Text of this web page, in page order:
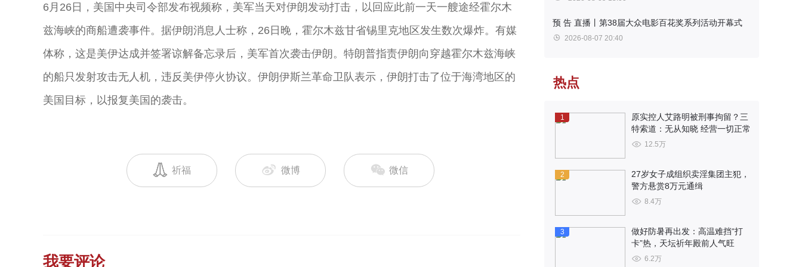
6月26日，美国中央司令部发布视频称，美军当天对伊朗发动打击，以回应此前一天一艘途经霍尔木
兹海峡的商船遭袭事件。据伊朗消息人士称，26日晚，霍尔木兹甘省锡里克地区发生数次爆炸。有媒
体称，这是美伊达成并签署谅解备忘录后，美军首次袭击伊朗。特朗普指责伊朗向穿越霍尔木兹海峡
的船只发射攻击无人机，违反美伊停火协议。伊朗伊斯兰革命卫队表示，伊朗打击了位于海湾地区的
美国目标，以报复美国的袭击。
祈福 微博 微信
我要评论
预 告 直播丨第38届大众电影百花奖系列活动开幕式
2026-08-07 20:40
热点
1
原实控人艾路明被刑事拘留？三
特索道：无从知晓 经营一切正常
12.5万
2
27岁女子成组织卖淫集团主犯，
警方悬赏8万元通缉
8.4万
3
做好防暑再出发：高温难挡“打
卡”热，天坛祈年殿前人气旺
6.2万